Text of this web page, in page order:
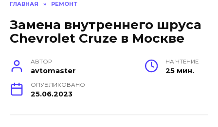
ГЛАВНАЯ » РЕМОНТ
Замена внутреннего шруса
Chevrolet Cruze в Москве
АВТОР
avtomaster
НА ЧТЕНИЕ
25 мин.
ОПУБЛИКОВАНО
25.06.2023